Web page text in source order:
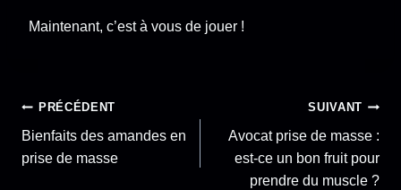
Maintenant, c’est à vous de jouer !
Navigation
de
PRÉCÉDENT
Bienfaits des amandes en
prise de masse
SUIVANT
Avocat prise de masse :
est-ce un bon fruit pour
prendre du muscle ?